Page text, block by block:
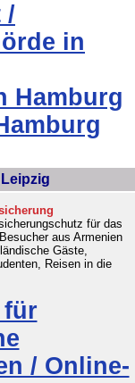
/
in
Hamburg
für das
aus Armenien
Gäste,
Reisen in die
für
/ Online-